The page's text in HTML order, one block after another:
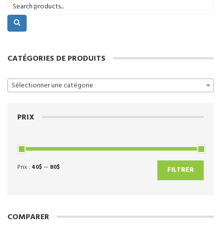
CATÉGORIES DE PRODUITS
Sélectionner une catégorie
PRIX
FILTRER
Prix : 40$— 80$
COMPARER